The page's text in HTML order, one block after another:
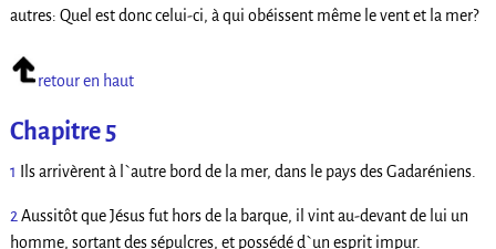
autres: Quel est donc celui-ci, à qui obéissent même le vent et la mer?
retour en haut
Chapitre 5
1 Ils arrivèrent à l`autre bord de la mer, dans le pays des Gadaréniens.
2 Aussitôt que Jésus fut hors de la barque, il vint au-devant de lui un
homme, sortant des sépulcres, et possédé d`un esprit impur.